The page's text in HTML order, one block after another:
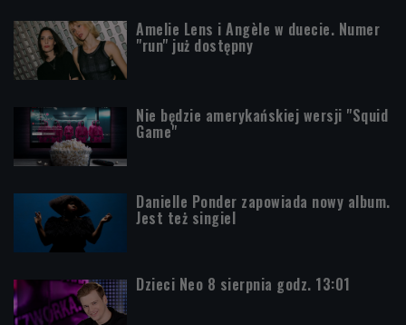
Amelie Lens i Angèle w duecie. Numer
"run" już dostępny
Nie będzie amerykańskiej wersji "Squid
Game"
Danielle Ponder zapowiada nowy album.
Jest też singiel
Dzieci Neo 8 sierpnia godz. 13:01